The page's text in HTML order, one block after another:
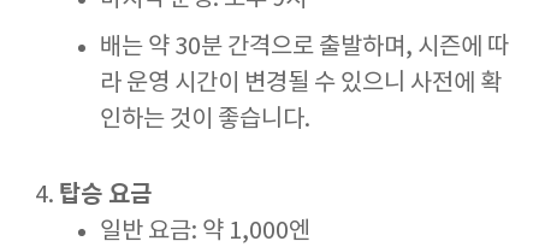
배는 약 30분 간격으로 출발하며, 시즌에 따
라 운영 시간이 변경될 수 있으니 사전에 확
인하는 것이 좋습니다.
탑승 요금
일반 요금: 약 1,000엔